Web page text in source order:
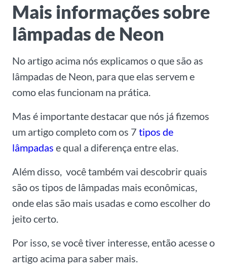
Mais informações sobre
lâmpadas de Neon
No artigo acima nós explicamos o que são as
lâmpadas de Neon, para que elas servem e
como elas funcionam na prática.
Mas é importante destacar que nós já fizemos
um artigo completo com os 7 tipos de
lâmpadas e qual a diferença entre elas.
Além disso, você também vai descobrir quais
são os tipos de lâmpadas mais econômicas,
onde elas são mais usadas e como escolher do
jeito certo.
Por isso, se você tiver interesse, então acesse o
artigo acima para saber mais.